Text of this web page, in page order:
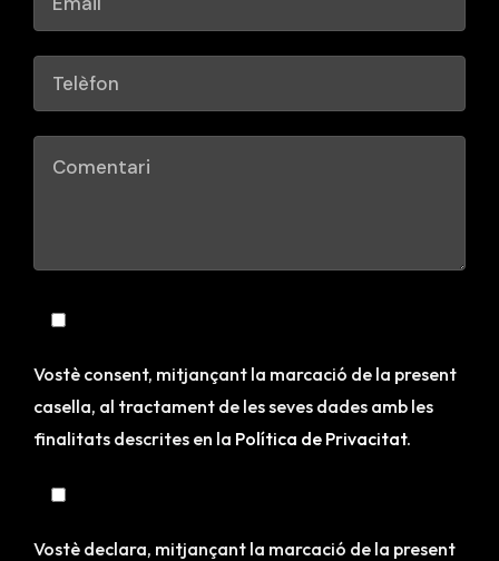
Vostè consent, mitjançant la marcació de la present
casella, al tractament de les seves dades amb les
finalitats descrites en la Política de Privacitat.
Vostè declara, mitjançant la marcació de la present